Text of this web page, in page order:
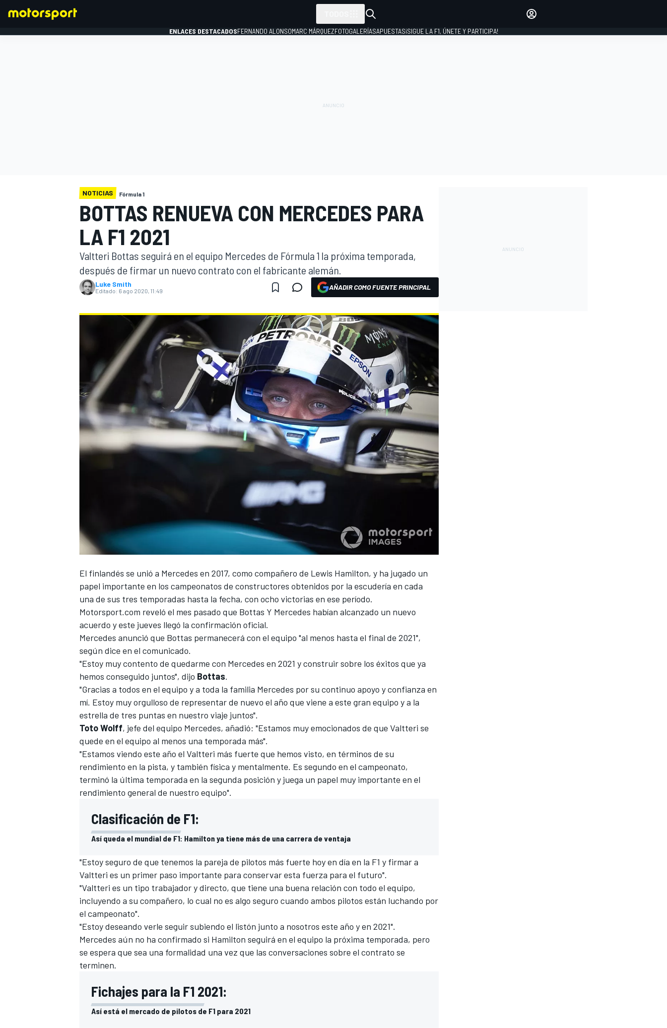
WEC FÓRMULA E
ENLACES DESTACADOSFERNANDO ALONSOMARC MÁRQUEZFOTOGALERÍASAPUESTAS¡SIGUE LA F1, ÚNETE Y PARTICIPA!
NOTICIAS Fórmula 1
BOTTAS RENUEVA CON MERCEDES PARA
LA F1 2021
Valtteri Bottas seguirá en el equipo Mercedes de Fórmula 1 la próxima temporada,
después de firmar un nuevo contrato con el fabricante alemán.
Luke Smith
Editado: 6 ago 2020, 11:49 AÑADIR COMO FUENTE PRINCIPAL
El finlandés se unió a Mercedes en 2017, como compañero de Lewis Hamilton, y ha jugado un
papel importante en los campeonatos de constructores obtenidos por la escudería en cada
una de sus tres temporadas hasta la fecha, con ocho victorias en ese período.
Motorsport.com reveló el mes pasado que Bottas Y Mercedes habían alcanzado un nuevo
acuerdo y este jueves llegó la confirmación oficial.
Mercedes anunció que Bottas permanecerá con el equipo "al menos hasta el final de 2021",
según dice en el comunicado.
"Estoy muy contento de quedarme con Mercedes en 2021 y construir sobre los éxitos que ya
hemos conseguido juntos", dijo Bottas.
"Gracias a todos en el equipo y a toda la familia Mercedes por su continuo apoyo y confianza en
mí. Estoy muy orgulloso de representar de nuevo el año que viene a este gran equipo y a la
estrella de tres puntas en nuestro viaje juntos".
Toto Wolff, jefe del equipo Mercedes, añadió: "Estamos muy emocionados de que Valtteri se
quede en el equipo al menos una temporada más".
"Estamos viendo este año el Valtteri más fuerte que hemos visto, en términos de su
rendimiento en la pista, y también física y mentalmente. Es segundo en el campeonato,
terminó la última temporada en la segunda posición y juega un papel muy importante en el
rendimiento general de nuestro equipo".
Clasificación de F1:
Así queda el mundial de F1: Hamilton ya tiene más de una carrera de ventaja
"Estoy seguro de que tenemos la pareja de pilotos más fuerte hoy en día en la F1 y firmar a
Valtteri es un primer paso importante para conservar esta fuerza para el futuro".
"Valtteri es un tipo trabajador y directo, que tiene una buena relación con todo el equipo,
incluyendo a su compañero, lo cual no es algo seguro cuando ambos pilotos están luchando por
el campeonato".
"Estoy deseando verle seguir subiendo el listón junto a nosotros este año y en 2021".
Mercedes aún no ha confirmado si Hamilton seguirá en el equipo la próxima temporada, pero
se espera que sea una formalidad una vez que las conversaciones sobre el contrato se
terminen.
Fichajes para la F1 2021:
Así está el mercado de pilotos de F1 para 2021